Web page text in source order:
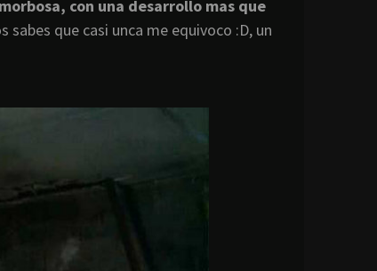
con una desarrollo mas que
sabes que casi unca me equivoco :D, un